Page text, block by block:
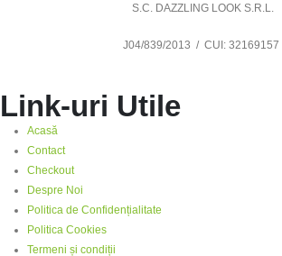
S.C. DAZZLING LOOK S.R.L.
J04/839/2013 / CUI: 32169157
Link-uri Utile
Acasă
Contact
Checkout
Despre Noi
Politica de Confidențialitate
Politica Cookies
Termeni și condiții